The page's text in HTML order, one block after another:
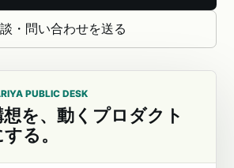
・問い合わせを送る
PUBLIC DESK
想を、動くプロダクト
る。